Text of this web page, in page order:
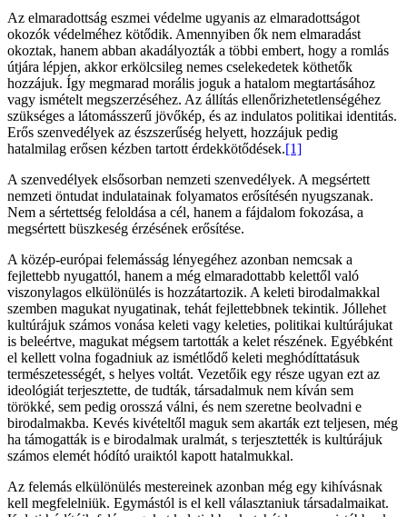
Az elmaradottság eszmei védelme ugyanis az elmaradottságot
okozók védelméhez kötődik. Amennyiben ők nem elmaradást
okoztak, hanem abban akadályozták a többi embert, hogy a romlás
útjára lépjen, akkor erkölcsileg nemes cselekedetek köthetők
hozzájuk. Így megmarad morális joguk a hatalom megtartásához
vagy ismételt megszerzéséhez. Az állítás ellenőrizhetetlenségéhez
szükséges a látomásszerű jövőkép, és az indulatos politikai identitás.
Erős szenvedélyek az észszerűség helyett, hozzájuk pedig
hatalmilag erősen kézben tartott érdekkötődések.[1]
A szenvedélyek elsősorban nemzeti szenvedélyek. A megsértett
nemzeti öntudat indulatainak folyamatos erősítésén nyugszanak.
Nem a sértettség feloldása a cél, hanem a fájdalom fokozása, a
megsértett büszkeség érzésének erősítése.
A közép-európai felemásság lényegéhez azonban nemcsak a
fejlettebb nyugattól, hanem a még elmaradottabb kelettől való
viszonylagos elkülönülés is hozzátartozik. A keleti birodalmakkal
szemben magukat nyugatinak, tehát fejlettebbnek tekintik. Jóllehet
kultúrájuk számos vonása keleti vagy keleties, politikai kultúrájukat
is beleértve, magukat mégsem tartották a kelet részének. Egyébként
el kellett volna fogadniuk az ismétlődő keleti meghódíttatásuk
természetességét, s helyes voltát. Vezetőik egy része ugyan ezt az
ideológiát terjesztette, de tudták, társadalmuk nem kíván sem
törökké, sem pedig orosszá válni, és nem szeretne beolvadni e
birodalmakba. Kevés kivételtől maguk sem akarták ezt teljesen, még
ha támogatták is e birodalmak uralmát, s terjesztették is kultúrájuk
számos elemét hódító uraiktól kapott hatalmukkal.
Az felemás elkülönülés mestereinek azonban még egy kihívásnak
kell megfelelniük. Egymástól is el kell választaniuk társadalmaikat.